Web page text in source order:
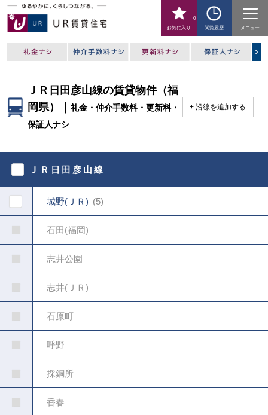
お気に入り
0
閲覧履歴
メニュー
ＪＲ日田彦山線の賃貸物件（福
岡県）｜礼金・仲介手数料・更新料・
保証人ナシ
沿線を追加する
く
ＪＲ日田彦山線
城野(ＪＲ) 5
石田(福岡)
志井公園
志井(ＪＲ)
石原町
呼野
採銅所
香春